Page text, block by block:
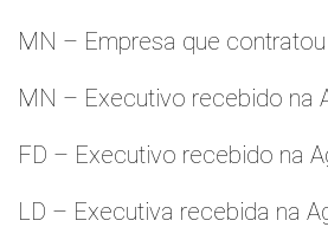
MN – Empresa que
MN – Executivo recebido na
FD – Executivo recebido na
LD – Executiva recebida na